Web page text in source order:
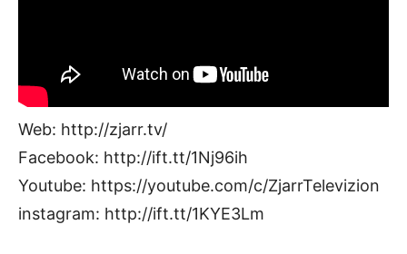
Web: http://zjarr.tv/
Facebook: http://ift.tt/1Nj96ih
Youtube: https://youtube.com/c/ZjarrTelevizion
instagram: http://ift.tt/1KYE3Lm